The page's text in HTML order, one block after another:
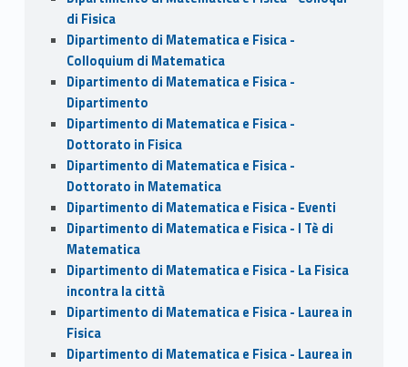
di Fisica
Dipartimento di Matematica e Fisica -
Colloquium di Matematica
Dipartimento di Matematica e Fisica -
Dipartimento
Dipartimento di Matematica e Fisica -
Dottorato in Fisica
Dipartimento di Matematica e Fisica -
Dottorato in Matematica
Dipartimento di Matematica e Fisica - Eventi
Dipartimento di Matematica e Fisica - I Tè di
Matematica
Dipartimento di Matematica e Fisica - La Fisica
incontra la città
Dipartimento di Matematica e Fisica - Laurea in
Fisica
Dipartimento di Matematica e Fisica - Laurea in